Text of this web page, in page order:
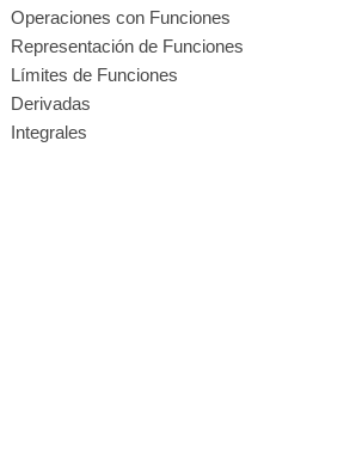
Operaciones con Funciones
Representación de Funciones
Límites de Funciones
Derivadas
Integrales